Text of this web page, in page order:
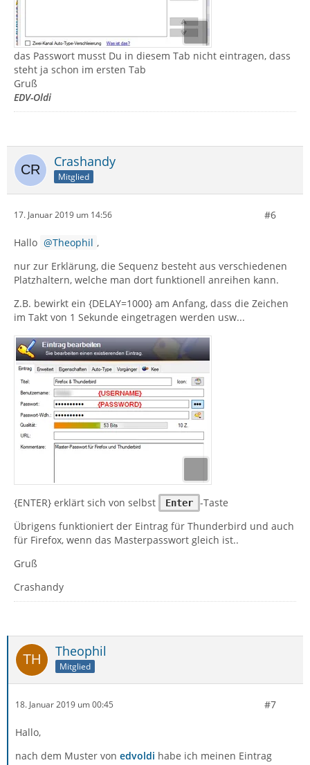
das Passwort musst Du in diesem Tab nicht eintragen, dass
steht ja schon im ersten Tab
Gruß
EDV-Oldi
Crashandy
Mitglied
17. Januar 2019 um 14:56 #6
Hallo Theophil ,
nur zur Erklärung, die Sequenz besteht aus verschiedenen
Platzhaltern, welche man dort funktionell anreihen kann.
Z.B. bewirkt ein {DELAY=1000} am Anfang, dass die Zeichen
im Takt von 1 Sekunde eingetragen werden usw...
{ENTER} erklärt sich von selbst Enter
-Taste
Übrigens funktioniert der Eintrag für Thunderbird und auch
für Firefox, wenn das Masterpasswort gleich ist..
Gruß
Crashandy
Theophil
Mitglied
18. Januar 2019 um 00:45 #7
Hallo,
nach dem Muster von edvoldi habe ich meinen Eintrag